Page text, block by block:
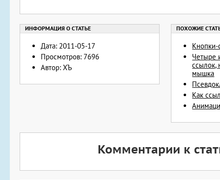
Дата: 2011-05-17
Просмотров: 7696
Автор: ХЪ
Кнопки-
Четыре
ссылок,
мышка
Как
Комментарии к